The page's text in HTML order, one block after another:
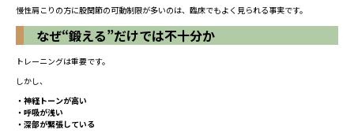
慢性肩こりの方に股関節の可動制限が多いのは、臨床でもよく見られる事実です。
なぜ“鍛える”だけでは不十分か
トレーニングは重要です。
しかし、
・神経トーンが高い
・呼吸が浅い
・深部が緊張している